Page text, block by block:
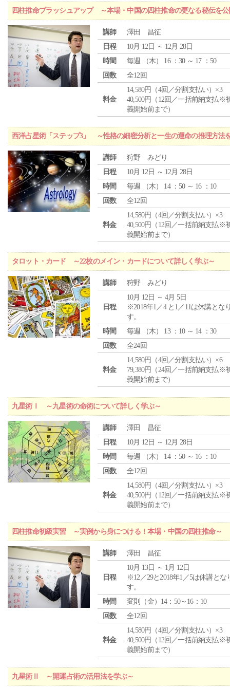
四柱推命ブラッシュアップ ～本場・中国の四柱推命の更なる秘伝を
講師
澤田 昌征
日程
10月 12日 ～ 12月 28日
時間
毎週 （木） 16 ：30 ～ 17 ：50
回数
全12回
料金
14,580円（4回／分割支払い）×3
40,500円（12回／一括前納支払※
義開始前まで）
西洋占星術「ステップ3」 ～性格の細密分析と一生の運命の推理方法
講師
狩野 みどり
日程
10月 12日 ～ 12月 28日
時間
毎週 （木） 14 ：50 ～ 16 ：10
回数
全12回
料金
14,580円（4回／分割支払い）×3
40,500円（12回／一括前納支払※
義開始前まで）
タロット・カード ～22枚のメイン・カードについて詳しく学ぶ～
講師 狩野 みどり
日程
10月 12日 ～ 4月 5日
※2018年1／4 と1／11は休講とな
す。
時間
毎週 （木） 13 ：10 ～ 14 ：30
回数
全24回
料金
14,580円（4回／分割支払い）×6
79,380円（24回／一括前納支払※
義開始前まで）
九星術Ⅰ ～九星術の命術について詳しく学ぶ～
講師
澤田 昌征
日程
10月 12日 ～ 12月 28日
時間
毎週 （木） 14 ：50 ～ 16 ：10
回数
全12回
料金
14,580円（4回／分割支払い）×3
40,500円（12回／一括前納支払※
義開始前まで）
四柱推命初級実習 ～実例から身につける！本場・中国の四柱推命～
講師 澤田 昌征
日程
10月 13日 ～ 1月 12日
※12／29と2018年1／5は休講とな
す。
時間
変則（金）14：50～16：10
回数
全12回
料金
14,580円（4回／分割支払い）×3
40,500円（12回／一括前納支払※
義開始前まで）
九星術Ⅱ ～開運占術の活用法を学ぶ～